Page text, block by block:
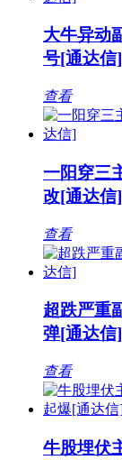
大牛异动
号[通达信]
查看
一阳穿三
改[通达信]
查看
超跌严重
弹[通达信]
查看
牛股埋伏